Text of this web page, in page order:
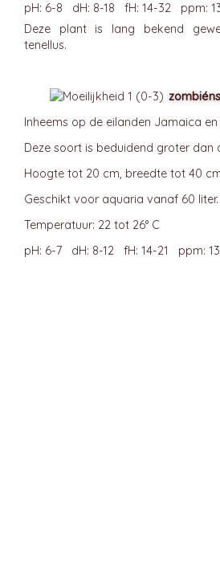
pH: 6-8 dH: 8-18 fH: 14-32 ppm:
Deze plant is lang bekend
tenellus.
Inheems op de eilanden Jamaica
Deze soort is beduidend groter dan
Hoogte tot 20 cm, breedte tot 40
Geschikt voor aquaria vanaf 60 liter.
Temperatuur: 22 tot 26° C
pH: 6-7 dH: 8-12 fH: 14-21 ppm: